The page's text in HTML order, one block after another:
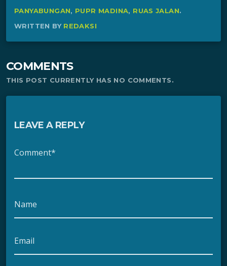
PANYABUNGAN, PUPR MADINA, RUAS JALAN.
WRITTEN BY REDAKSI
COMMENTS
THIS POST CURRENTLY HAS NO COMMENTS.
LEAVE A REPLY
Comment*
Name
Email